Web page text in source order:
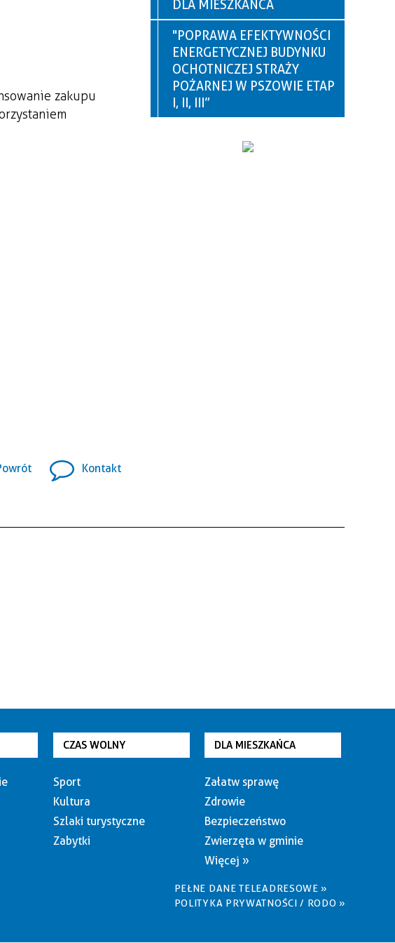
zakupu
Kontakt
DLA MIESZKAŃCA
"POPRAWA EFEKTYWNOŚCI
ENERGETYCZNEJ BUDYNKU
OCHOTNICZEJ STRAŻY
POŻARNEJ W PSZOWIE ETAP
I, II, III”
CZAS WOLNY
Sport
Kultura
Szlaki turystyczne
Zabytki
DLA MIESZKAŃCA
Załatw sprawę
Zdrowie
Bezpieczeństwo
Zwierzęta w gminie
Więcej »
PEŁNE DANE TELEADRESOWE »
POLITYKA PRYWATNOŚCI / RODO »